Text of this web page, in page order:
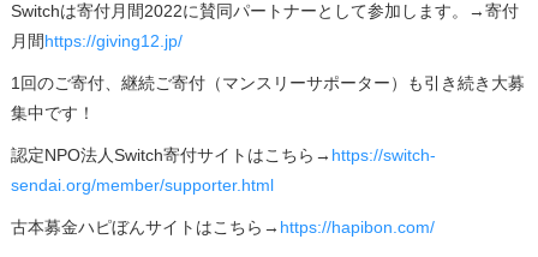
Switchは寄付月間2022に賛同パートナーとして参加します。→寄付
月間https://giving12.jp/
1回のご寄付、継続ご寄付（マンスリーサポーター）も引き続き大募
集中です！
認定NPO法人Switch寄付サイトはこちら→ https://switch-
sendai.org/member/supporter.html
古本募金ハピぼんサイトはこちら→ https://hapibon.com/